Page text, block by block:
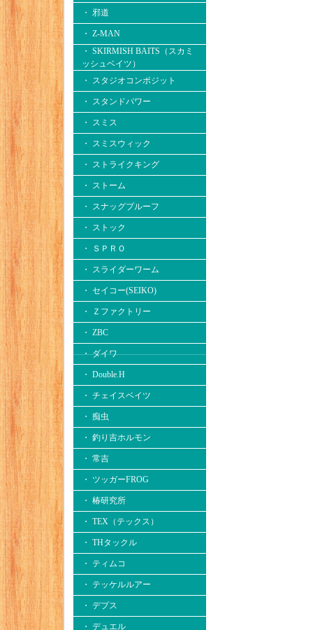
・ 邪道
・ Z-MAN
・ SKIRMISH BAITS（スカミ
ッシュベイツ）
・ スタジオコンポジット
・ スタンドパワー
・ スミス
・ スミスウィック
・ ストライクキング
・ ストーム
・ スナッグプルーフ
・ ストック
・ ＳＰＲＯ
・ スライダーワーム
・ セイコー(SEIKO)
・ Ｚファクトリー
・ ZBC
・ ダイワ
・ Double.H
・ チェイスベイツ
・ 痴虫
・ 釣り吉ホルモン
・ 常吉
・ ツッガーFROG
・ 椿研究所
・ TEX（テックス）
・ THタックル
・ ティムコ
・ テッケルルアー
・ デプス
・ デュエル